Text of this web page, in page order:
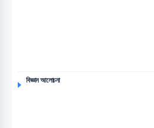
বিজ্ঞান আলোচনা